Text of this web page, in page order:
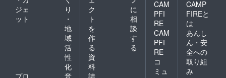
ジェ
ット
り
・
地
域
活
性
化
ク
ト
を
作
る
に
相
談
す
る
資
料
CAM
PFI
RE
CAM
PFI
RE
コ
ミュ
CAMP
FIREと
は
あんし
ん・安
全への
取り組
み